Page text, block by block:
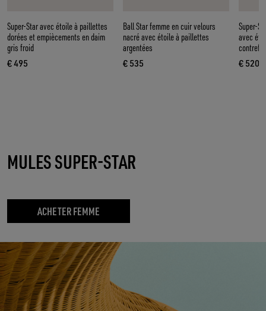
Super-Star avec étoile à paillettes
dorées et empiècements en daim
gris froid
€ 495
prix actuel € 495
Ball Star femme en cuir velours
nacré avec étoile à paillettes
argentées
€ 535
prix actuel € 535
Super-
avec
€ 520
prix
MULES SUPER-STAR
ACHETER FEMME